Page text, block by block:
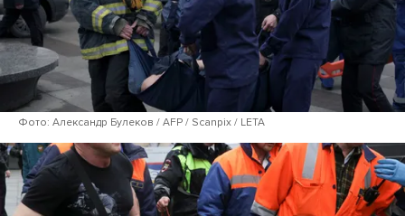
Фото: Александр Булеков / AFP / Scanpix / LETA